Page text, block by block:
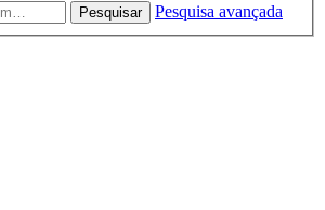
Pesquisar
Pesquisa avançada